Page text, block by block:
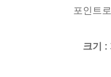
포인트
크기 :